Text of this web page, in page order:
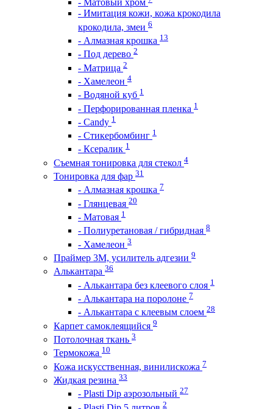
- Матовый хром
- Имитация кожи, кожа крокодила
крокодила, змеи 6
- Алмазная крошка 13
- Под дерево 2
- Матрица 2
- Хамелеон 4
- Водяной куб 1
- Перфорированная пленка 1
- Candy 1
- Стикербомбинг 1
- Ксералик 1
Съемная тонировка для стекол 4
Тонировка для фар 31
- Алмазная крошка 7
- Глянцевая 20
- Матовая 1
- Полиуретановая / гибридная 8
- Хамелеон 3
Праймер 3М, усилитель адгезии 9
Алькантара 36
- Алькантара без клеевого слоя 1
- Алькантара на поролоне 7
- Алькантара с клеевым слоем 28
Карпет самоклеящийся 9
Потолочная ткань 3
Термокожа 10
Кожа искусственная, винилискожа 7
Жидкая резина 33
- Plasti Dip аэрозольный 27
2